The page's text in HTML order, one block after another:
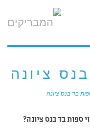
ציונה
בד בנס ציונה
ספות בד בנס ציונה?